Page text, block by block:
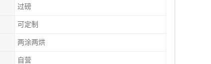
过磅
可定制
两涂两烘
自营